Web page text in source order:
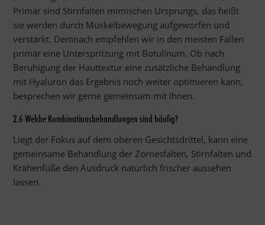
Primär sind Stirnfalten mimischen Ursprungs, das heißt
sie werden durch Muskelbewegung aufgeworfen und
verstärkt. Demnach empfehlen wir in den meisten Fällen
primär eine Unterspritzung mit Botulinum. Ob nach
Beruhigung der Hauttextur eine zusätzliche Behandlung
mit Hyaluron das Ergebnis noch weiter optimieren kann,
besprechen wir gerne gemeinsam mit Ihnen.
2.6 Welche Kombinationsbehandlungen sind häufig?
Liegt der Fokus auf dem oberen Gesichtsdrittel, kann eine
gemeinsame Behandlung der Zornesfalten, Stirnfalten und
Krähenfüße den Ausdruck natürlich frischer aussehen
lassen.